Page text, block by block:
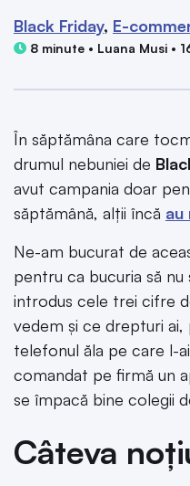
Black Friday E-
8 minute • Luana Musi •
În săptămâna care
drumul nebuniei de
avut campania doar
săptămână, alții încă au
Ne-am bucurat de
pentru ca bucuria să
introdus cele trei cifre
vedem și ce drepturi
telefonul ăla pe care l-
comandat pe firmă un
se împacă bine colegii
Câteva